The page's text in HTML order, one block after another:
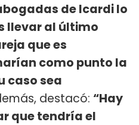
de Icardi lo
llevar al último
que es
como punto la
caso sea
destacó: “Hay
que tendría el